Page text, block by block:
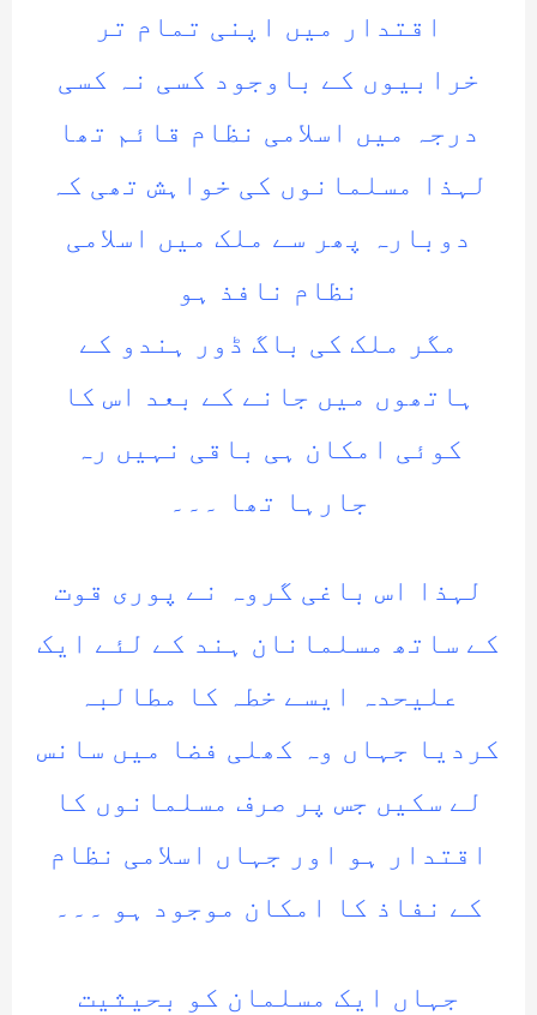
اقتدار میں اپنی تمام تر
خرابیوں کے باوجود کسی نہ کسی
درجہ میں اسلامی نظام قائم تھا
لہذا مسلمانوں کی خواہش تھی کہ
دوبارہ پھر سے ملک میں اسلامی
نظام نافذ ہو
مگر ملک کی باگ ڈور ہندو کے
ہاتھوں میں جانے کے بعد اس کا
کوئی امکان ہی باقی نہیں رہ
جارہا تھا ۔۔۔
لہذا اس باغی گروہ نے پوری قوت
کے ساتھ مسلمانان ہند کے لئے ایک
علیحدہ ایسے خطہ کا مطالبہ
کردیا جہاں وہ کھلی فضا میں سانس
لے سکیں جس پر صرف مسلمانوں کا
اقتدار ہو اور جہاں اسلامی نظام
کے نفاذ کا امکان موجود ہو ۔۔۔
جہاں ایک مسلمان کو بحیثیت